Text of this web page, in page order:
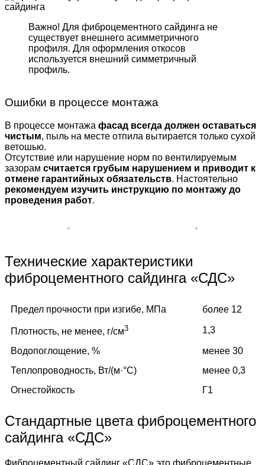
Важно! Для фиброцемент­ного сайдинга не
существует внешнего асимметрич­ного
профиля. Для оформле­ния откосов
используется внешний симметричный
профиль.
Ошибки в процессе монтажа
В процессе монтажа фасад всегда должен оставаться
чистым, пыль на месте отпила вытирается только сухой
ветошью.
Отсутствие или нарушение норм по вентилируемым
зазорам считается грубым нарушением и приводит к
отмене гарантийных обязательств. Настоятельно
рекомендуем изучить инструкцию по монтажу до
проведения работ.
Технические характеристики
фиброцементного сайдинга «СДС»
Предел прочности при изгибе, МПа более 12
Плотность, не менее, г/см3 1,3
Водопоглощение, %
менее 30
Теплопроводность, Вт/(м·°C)
менее 0,3
Огнестойкость
Г1
Стандартные цвета фиброцементного
сайдинга «СДС»